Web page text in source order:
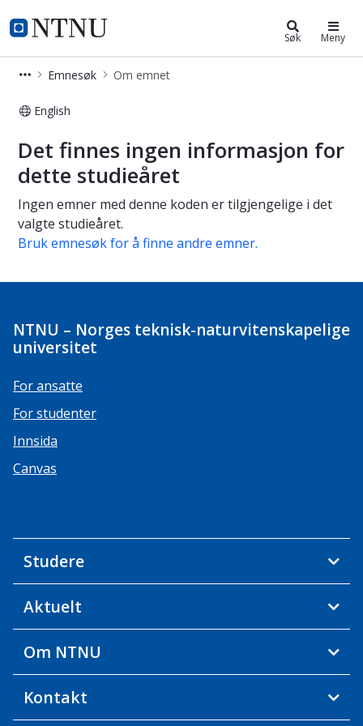
NTNU Hjemmeside
Studier Søk Meny
Emnesøk Om emnet
English
Om emnet
Det finnes ingen informasjon for
dette studieåret
Ingen emner med denne koden er tilgjengelige i det
valgte studieåret.
Bruk emnesøk for å finne andre emner.
NTNU – Norges teknisk-naturvitenskapelige
universitet
For ansatte
For studenter
Innsida
Canvas
Studere
Aktuelt
Om NTNU
Kontakt